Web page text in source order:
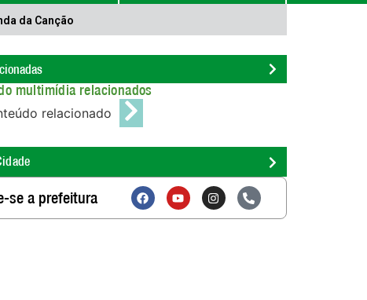
da Canção
multimídia relacionados
relacionado
se a prefeitura